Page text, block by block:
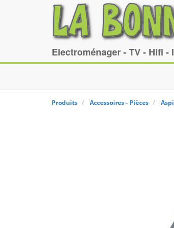
Electroménager - TV - Hifi
Produits Accessoires - Pièces